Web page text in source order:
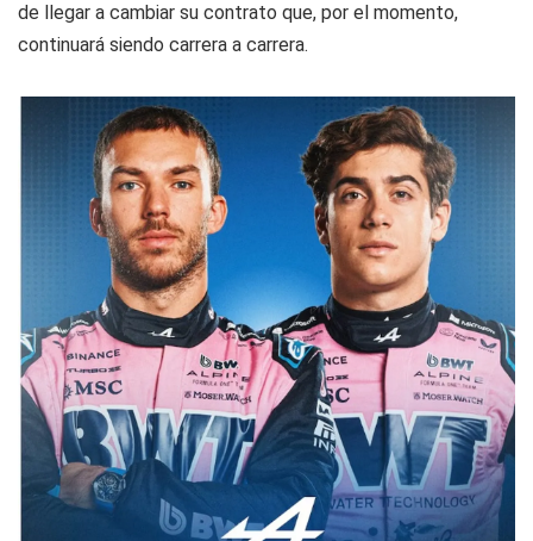
de llegar a cambiar su contrato que, por el momento,
continuará siendo carrera a carrera.